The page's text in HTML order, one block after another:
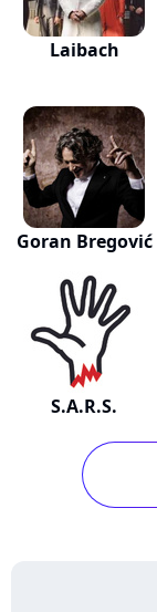
Laibach
Goran Bregović
S.A.R.S.